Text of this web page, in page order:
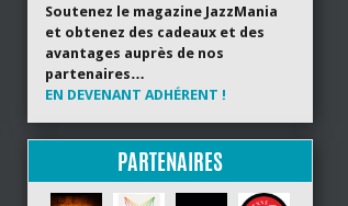
Soutenez le magazine JazzMania
et obtenez des cadeaux et des
avantages auprès de nos
partenaires…
EN DEVENANT ADHÉRENT !
PARTENAIRES